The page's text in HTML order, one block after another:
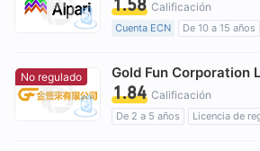
Riesgo potencial alto
1.58 Calificación
Cuenta ECN
De 10 a 15 años
Licencia Forex Trading (EP)
brokers regionales
No regulado Gold Fun Corporation
1.84 Calificación
De 2 a 5 años
Licencia de